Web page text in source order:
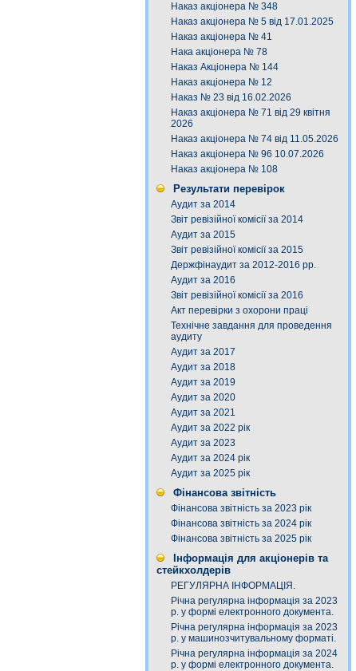
Наказ акціонера № 348
Наказ акціонера № 5 від 17.01.2025
Наказ акціонера № 41
Нака акціонера № 78
Наказ Акціонера № 144
Наказ акціонера № 12
Наказ № 23 від 16.02.2026
Наказ акціонера № 71 від 29 квітня
2026
Наказ акціонера № 74 від 11.05.2026
Наказ акціонера № 96 10.07.2026
Наказ акціонера № 108
Результати перевірок
Аудит за 2014
Звіт ревізійної комісії за 2014
Аудит за 2015
Звіт ревізійної комісії за 2015
Держфінаудит за 2012-2016 рр.
Аудит за 2016
Звіт ревізійної комісії за 2016
Акт перевірки з охорони праці
Технічне завдання для проведення
аудиту
Аудит за 2017
Аудит за 2018
Аудит за 2019
Аудит за 2020
Аудит за 2021
Аудит за 2022 рік
Аудит за 2023
Аудит за 2024 рік
Аудит за 2025 рік
Фінансова звітність
Фінансова звітність за 2023 рік
Фінансова звітність за 2024 рік
Фінансова звітність за 2025 рік
Інформація для акціонерів та
стейкхолдерів
РЕГУЛЯРНА ІНФОРМАЦІЯ.
Річна регулярна інформація за 2023
р. у формі електронного документа.
Річна регулярна інформація за 2023
р. у машинозчитувальному форматі.
Річна регулярна інформація за 2024
р. у формі електронного документа.